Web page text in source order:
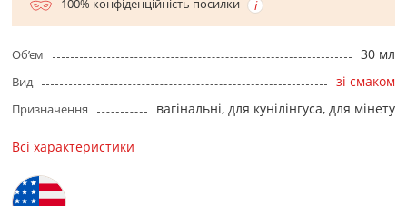
100% конфіденційність посилки
Об’єм 30 мл
Вид зі смаком
Призначення вагінальні, для кунілінгуса, для мінету
Всі характеристики